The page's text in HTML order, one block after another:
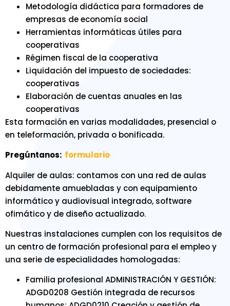
Metodología didáctica para formadores de
empresas de economía social
Herramientas informáticas útiles para
cooperativas
Régimen fiscal de la cooperativa
Liquidación del impuesto de sociedades:
cooperativas
Elaboración de cuentas anuales en las
cooperativas
Esta formación en varias modalidades, presencial o
en teleformación, privada o bonificada.
Pregúntanos: formulario
Alquiler de aulas: contamos con una red de aulas
debidamente amuebladas y con equipamiento
informático y audiovisual integrado, software
ofimático y de diseño actualizado.
Nuestras instalaciones cumplen con los requisitos de
un centro de formación profesional para el empleo y
una serie de especialidades homologadas:
Familia profesional ADMINISTRACIÓN Y GESTIÓN:
ADGD0208 Gestión integrada de recursos